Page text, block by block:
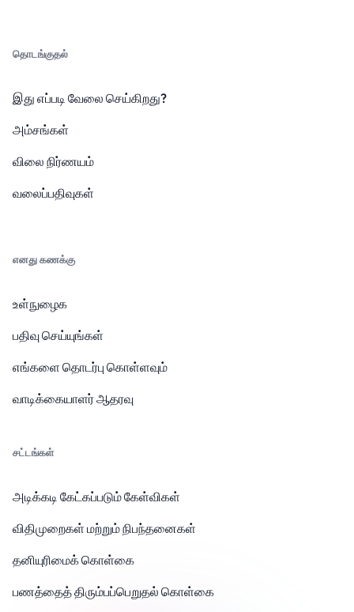
தொடங்குதல்
இது எப்படி வேலை செய்கிறது?
அம்சங்கள்
விலை நிர்ணயம்
வலைப்பதிவுகள்
எனது கணக்கு
உள்நுழைக
பதிவு செய்யுங்கள்
எங்களை தொடர்பு கொள்ளவும்
வாடிக்கையாளர் ஆதரவு
சட்டங்கள்
அடிக்கடி கேட்கப்படும் கேள்விகள்
விதிமுறைகள் மற்றும் நிபந்தனைகள்
தனியுரிமைக் கொள்கை
பணத்தைத் திரும்பப்பெறுதல் கொள்கை